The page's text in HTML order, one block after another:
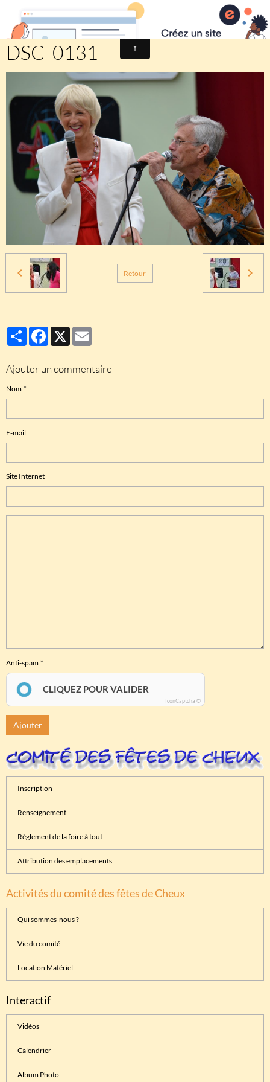
Comité des fêtes de CHEUX
DSC_0131
Retour
PartagerFacebook
X
Ajouter un commentaire
Nom
E-mail
Site Internet
Anti-spam
CLIQUEZ POUR VALIDER
IconCaptcha ©
Ajouter
Inscription
Renseignement
Règlement de la foire à tout
Attribution des emplacements
Activités du comité des fêtes de Cheux
Qui sommes-nous ?
Vie du comité
Location Matériel
Interactif
Vidéos
Calendrier
Album Photo